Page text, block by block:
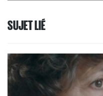
SUJET LIÉ